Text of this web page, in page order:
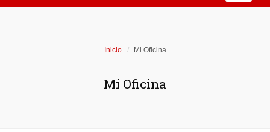
Inicio Mi Oficina
Mi Oficina